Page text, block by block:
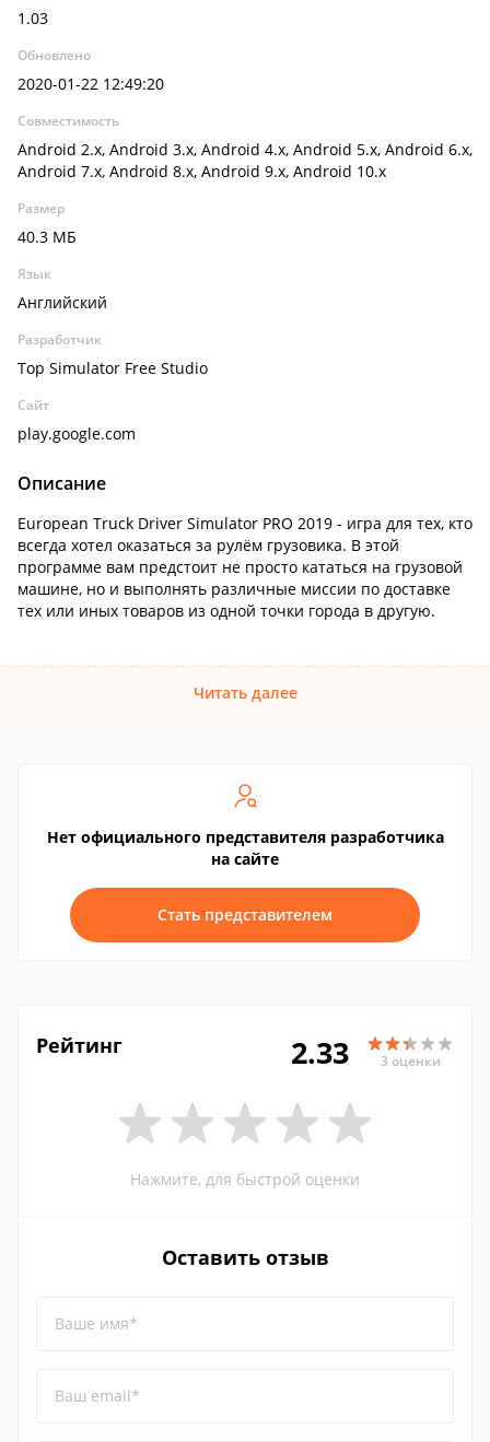
1.03
Обновлено
2020-01-22 12:49:20
Совместимость
Android 2.x, Android 3.x, Android 4.x, Android 5.x, Android 6.x,
Android 7.x, Android 8.x, Android 9.x, Android 10.x
Размер
40.3 МБ
Язык
Английский
Разработчик
Top Simulator Free Studio
Сайт
play.google.com
Описание
European Truck Driver Simulator PRO 2019 - игра для тех, кто
всегда хотел оказаться за рулём грузовика. В этой
программе вам предстоит не просто кататься на грузовой
машине, но и выполнять различные миссии по доставке
тех или иных товаров из одной точки города в другую.
Читать далее
Нет официального представителя разработчика
на сайте
Стать представителем
Рейтинг 2.33 3 оценки
Нажмите, для быстрой оценки
Оставить отзыв
Ваше имя*
Ваш email*